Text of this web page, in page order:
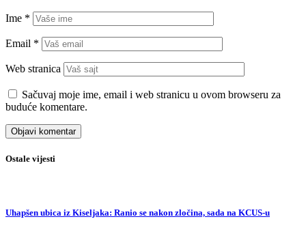
Ime *
Email *
Web stranica
Sačuvaj moje ime, email i web stranicu u ovom browseru za
buduće komentare.
Ostale vijesti
Uhapšen ubica iz Kiseljaka: Ranio se nakon zločina, sada na KCUS-u